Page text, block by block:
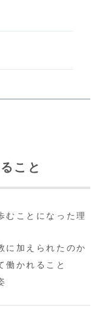
こと
むことになった理
に加えられたのか
働かれること